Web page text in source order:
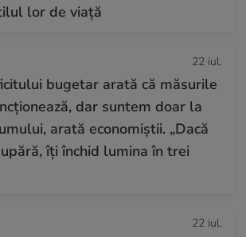
lor de viață
22 iul.
bugetar arată că măsurile
dar suntem doar la
arată economiștii. „Dacă
îți închid lumina în trei
22 iul.